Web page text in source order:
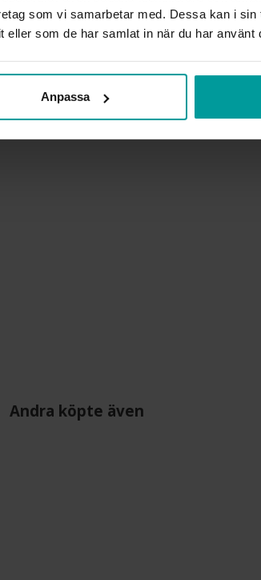
som vi samarbetar med. Dessa kan i
eller som de har samlat in när du har använt
Anpassa
DIAMANTKLARHET
P
VIKT CA (GRAM)
Liknande produkter
Andra köpte även